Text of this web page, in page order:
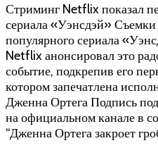
Стриминг Netflix показал
сериала «Уэнсдэй» Съемки
популярного сериала
Netflix анонсировал это
событие, подкрепив его
котором запечатлена
Дженна Ортега Подпись
на официальном канале в
“Дженна Ортега закроет